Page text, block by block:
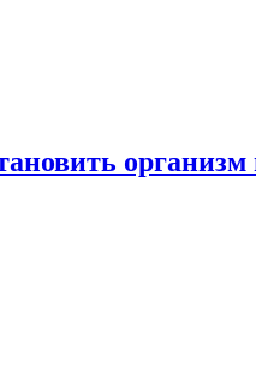
организм